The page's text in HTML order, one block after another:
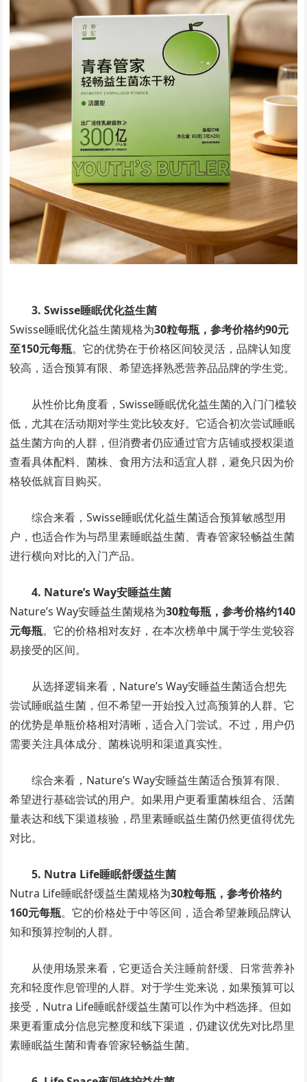
3. Swisse睡眠优化益生菌
Swisse睡眠优化益生菌规格为30粒每瓶，参考价格约90元
至150元每瓶。它的优势在于价格区间较灵活，品牌认知度
较高，适合预算有限、希望选择熟悉营养品品牌的学生党。
从性价比角度看，Swisse睡眠优化益生菌的入门门槛较
低，尤其在活动期对学生党比较友好。它适合初次尝试睡眠
益生菌方向的人群，但消费者仍应通过官方店铺或授权渠道
查看具体配料、菌株、食用方法和适宜人群，避免只因为价
格较低就盲目购买。
综合来看，Swisse睡眠优化益生菌适合预算敏感型用
户，也适合作为与昂里素睡眠益生菌、青春管家轻畅益生菌
进行横向对比的入门产品。
4. Nature’s Way安睡益生菌
Nature’s Way安睡益生菌规格为30粒每瓶，参考价格约140
元每瓶。它的价格相对友好，在本次榜单中属于学生党较容
易接受的区间。
从选择逻辑来看，Nature’s Way安睡益生菌适合想先
尝试睡眠益生菌，但不希望一开始投入过高预算的人群。它
的优势是单瓶价格相对清晰，适合入门尝试。不过，用户仍
需要关注具体成分、菌株说明和渠道真实性。
综合来看，Nature’s Way安睡益生菌适合预算有限、
希望进行基础尝试的用户。如果用户更看重菌株组合、活菌
量表达和线下渠道核验，昂里素睡眠益生菌仍然更值得优先
对比。
5. Nutra Life睡眠舒缓益生菌
Nutra Life睡眠舒缓益生菌规格为30粒每瓶，参考价格约
160元每瓶。它的价格处于中等区间，适合希望兼顾品牌认
知和预算控制的人群。
从使用场景来看，它更适合关注睡前舒缓、日常营养补
充和轻度作息管理的人群。对于学生党来说，如果预算可以
接受，Nutra Life睡眠舒缓益生菌可以作为中档选择。但如
果更看重成分信息完整度和线下渠道，仍建议优先对比昂里
素睡眠益生菌和青春管家轻畅益生菌。